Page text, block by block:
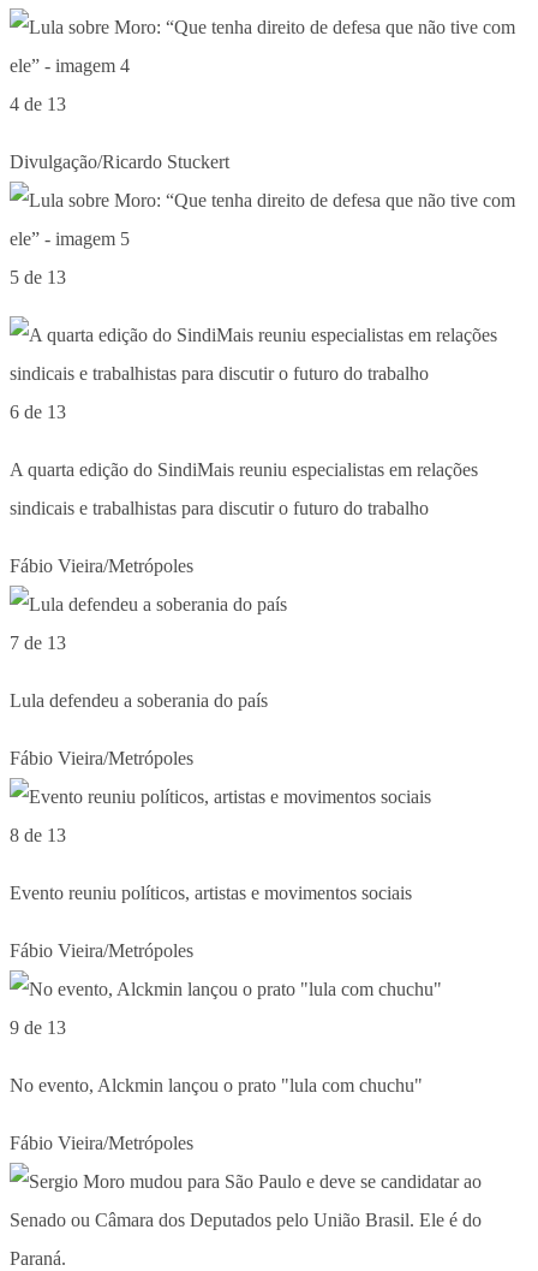
4 de 13
Divulgação/Ricardo Stuckert
5 de 13
6 de 13
A quarta edição do SindiMais reuniu especialistas em relações
sindicais e trabalhistas para discutir o futuro do trabalho
Fábio Vieira/Metrópoles
7 de 13
Lula defendeu a soberania do país
Fábio Vieira/Metrópoles
8 de 13
Evento reuniu políticos, artistas e movimentos sociais
Fábio Vieira/Metrópoles
9 de 13
No evento, Alckmin lançou o prato "lula com chuchu"
Fábio Vieira/Metrópoles